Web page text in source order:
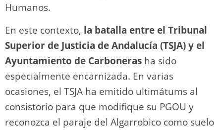
Humanos.
En este contexto, la batalla entre el Tribunal
Superior de Justicia de Andalucía (TSJA) y el
Ayuntamiento de Carboneras ha sido
especialmente encarnizada. En varias
ocasiones, el TSJA ha emitido ultimátums al
consistorio para que modifique su PGOU y
reconozca el paraje del Algarrobico como suelo